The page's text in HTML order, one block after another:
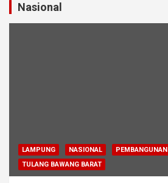
Nasional
LAMPUNG NASIONAL PEMBANGUNAN
TULANG BAWANG BARAT